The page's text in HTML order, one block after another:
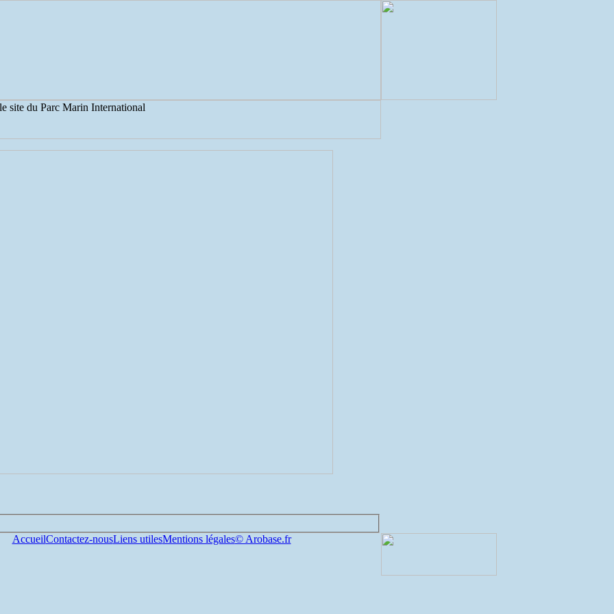
AccueilContactez-nousLiens utilesMentions légales© Arobase.fr